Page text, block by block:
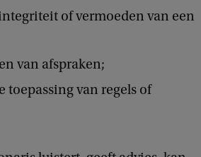
of vermoeden van een
van afspraken;
toepassing van regels of